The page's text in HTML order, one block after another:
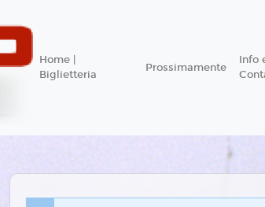
Home |
Biglietteria
Prossimamente
Info